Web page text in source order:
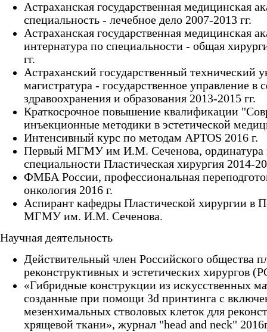
Астраханская государственная медицинская
специальность - лечебное дело 2007-2013 гг.
Астраханская государственная медицинская
интернатура по специальности - общая
гг.
Астраханский государственный технический
магистратура - государственное управление в
здравоохранения и образования 2013-2015 гг.
Краткосрочное повышение квалификации
инъекционные методики в эстетической
Интенсивный курс по методам APTOS 2016 г.
Первый МГМУ им И.М. Сеченова, ординатура
специальности Пластическая хирургия 2014-
ФМБА России, профессиональная
онкология 2016 г.
Аспирант кафедры Пластической хирургии в
МГМУ им. И.М. Сеченова.
Научная деятельность
Действительный член Российского общества
реконструктивных и эстетических хирургов
«Гибридные конструкции из искусственных
созданные при помощи 3d принтинга с
мезенхимальных стволовых клеток для
хрящевой ткани», журнал "head and neck"